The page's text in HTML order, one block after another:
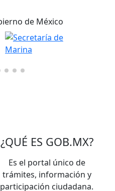
¿QUÉ ES GOB.MX?
Es el portal único de
trámites, información y
participación ciudadana.